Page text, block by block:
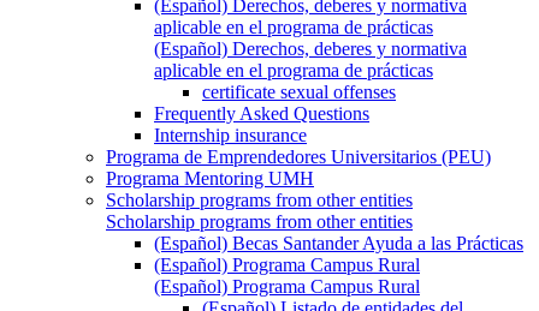
(Español) Derechos, deberes y normativa
aplicable en el programa de prácticas
(Español) Derechos, deberes y normativa
aplicable en el programa de prácticas
certificate sexual offenses
Frequently Asked Questions
Internship insurance
Programa de Emprendedores Universitarios (PEU)
Programa Mentoring UMH
Scholarship programs from other entities
Scholarship programs from other entities
(Español) Becas Santander Ayuda a las Prácticas
(Español) Programa Campus Rural
(Español) Programa Campus Rural